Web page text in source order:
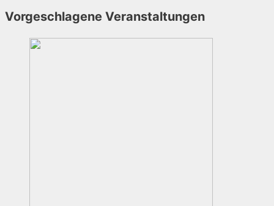
Vorgeschlagene Veranstaltungen